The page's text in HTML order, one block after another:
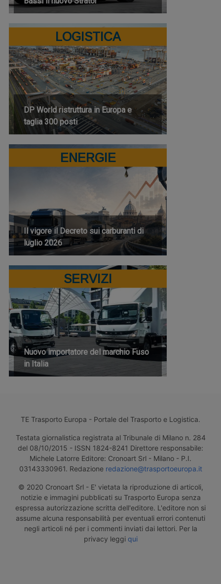
LOGISTICA
DP World ristruttura in Europa e
taglia 300 posti
ENERGIE
Il vigore il Decreto sui carburanti di
luglio 2026
SERVIZI
Nuovo importatore del marchio Fuso
in Italia
TE Trasporto Europa - Portale del Trasporto e Logistica.
Testata giornalistica registrata al Tribunale di Milano n. 284
del 08/10/2015 - ISSN 1824-8241 Direttore responsabile:
Michele Latorre Editore: Cronoart Srl - Milano - P.I.
03143330961. Redazione redazione@trasportoeuropa.it
© 2020 Cronoart Srl - E' vietata la riproduzione di articoli,
notizie e immagini pubblicati su Trasporto Europa senza
espressa autorizzazione scritta dell'editore. L'editore non si
assume alcuna responsabilità per eventuali errori contenuti
negli articoli né per i commenti inviati dai lettori. Per la
privacy leggi qui